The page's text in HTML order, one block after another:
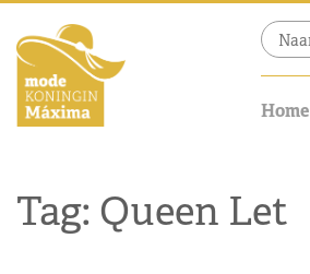
Home
Tag: Queen Let